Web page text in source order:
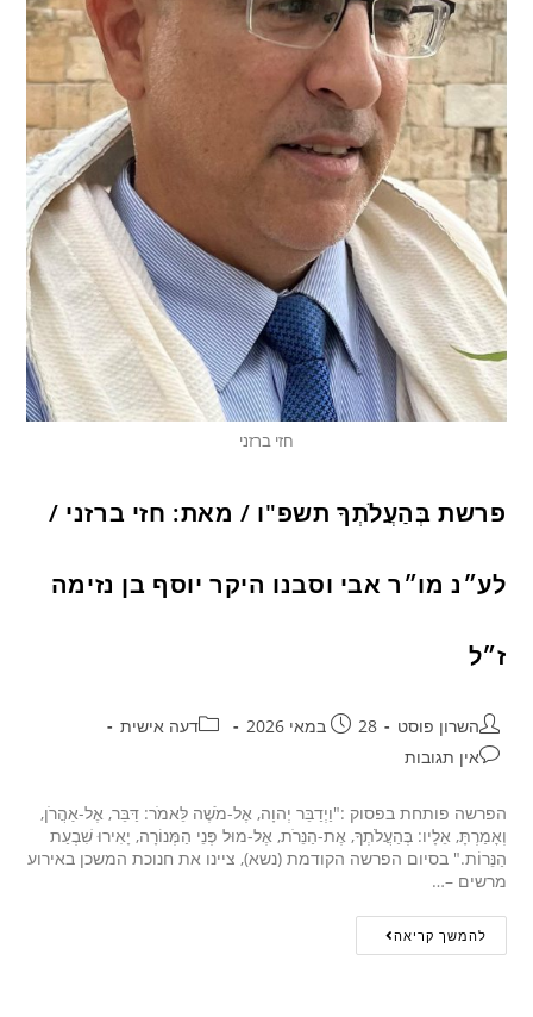
חזי ברזני
פרשת בְּהַעֲלֹתְךָ תשפ"ו / מאת: חזי ברזני /
לע״נ מו״ר אבי וסבנו היקר יוסף בן נזימה
ז״ל
השרון פוסט 28 במאי 2026
דעה אישית
אין תגובות
הפרשה פותחת בפסוק :"וַיְדַבֵּר יְהוָה, אֶל-מֹשֶׁה לֵּאמֹר: דַּבֵּר, אֶל-אַהֲרֹן,
וְאָמַרְתָּ, אֵלָיו: בְּהַעֲלֹתְךָ, אֶת-הַנֵּרֹת, אֶל-מוּל פְּנֵי הַמְּנוֹרָה, יָאִירוּ שִׁבְעַת
הַנֵּרוֹת." בסיום הפרשה הקודמת (נשא), ציינו את חנוכת המשכן באירוע
מרשים –…
להמשך קריאה